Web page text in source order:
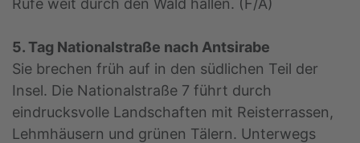
Rufe weit durch den Wald hallen. (F/A)
5. Tag Nationalstraße nach Antsirabe
Sie brechen früh auf in den südlichen Teil der
Insel. Die Nationalstraße 7 führt durch
eindrucksvolle Landschaften mit Reisterrassen,
Lehmhäusern und grünen Tälern. Unterwegs